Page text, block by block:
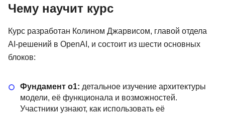
Чему научит курс
Курс разработан Колином Джарвисом, главой отдела
AI-решений в OpenAI, и состоит из шести основных
блоков:
Фундамент o1: детальное изучение архитектуры
модели, её функционала и возможностей.
Участники узнают, как использовать её